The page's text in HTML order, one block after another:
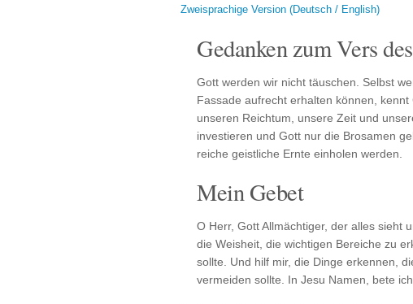
Zweisprachige Version (Deutsch / English)
Gedanken zum Vers
Gott werden wir nicht täuschen. Selbst
Fassade aufrecht erhalten können,
unseren Reichtum, unsere Zeit und
investieren und Gott nur die Brosamen
reiche geistliche Ernte einholen werden.
Mein Gebet
O Herr, Gott Allmächtiger, der alles sieht
die Weisheit, die wichtigen Bereiche zu
sollte. Und hilf mir, die Dinge erkennen,
vermeiden sollte. In Jesu Namen, bete